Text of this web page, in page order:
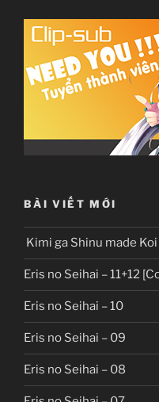
BÀI VIẾT MỚI
Kimi ga Shinu made
Eris no Seihai – 11+12
Eris no Seihai – 10
Eris no Seihai – 09
Eris no Seihai – 08